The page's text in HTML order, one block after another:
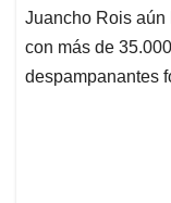
Juancho Rois aún
con más de
despampanantes